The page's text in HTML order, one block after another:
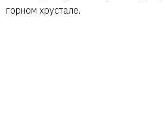
горном хрустале.